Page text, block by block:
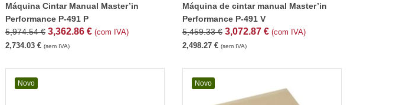
Máquina Cintar Manual Master’in
Performance P-491 P
5,974.54€ 3,362.86 € (com IVA)
2,734.03 € (sem IVA)
Máquina de cintar manual Master’in
Performance P-491 V
5,459.33€ 3,072.87 € (com IVA)
2,498.27 € (sem IVA)
Novo Novo